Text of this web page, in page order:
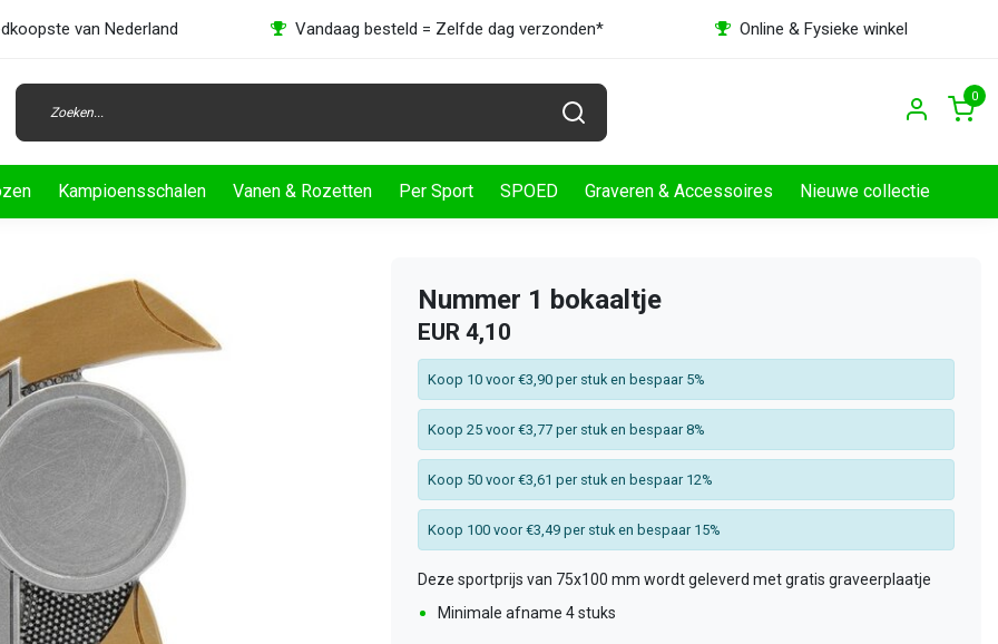
van Nederland Vandaag besteld = Zelfde dag verzonden* Online & Fysieke winkel
0
Kampioensschalen Vanen & Rozetten Per Sport SPOED Graveren & Accessoires Nieuwe collectie
Nummer 1 bokaaltje
EUR 4,10
Koop 10 voor €3,90 per stuk en bespaar 5%
Koop 25 voor €3,77 per stuk en bespaar 8%
Koop 50 voor €3,61 per stuk en bespaar 12%
Koop 100 voor €3,49 per stuk en bespaar 15%
Deze sportprijs van 75x100 mm wordt geleverd met gratis graveerplaatje
Minimale afname 4 stuks